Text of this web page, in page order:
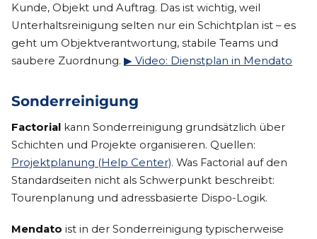
Kunde, Objekt und Auftrag. Das ist wichtig, weil
Unterhaltsreinigung selten nur ein Schichtplan ist – es
geht um Objektverantwortung, stabile Teams und
saubere Zuordnung. ▶ Video: Dienstplan in Mendato
Sonderreinigung
Factorial kann Sonderreinigung grundsätzlich über
Schichten und Projekte organisieren. Quellen:
Projektplanung (Help Center). Was Factorial auf den
Standardseiten nicht als Schwerpunkt beschreibt:
Tourenplanung und adressbasierte Dispo-Logik.
Mendato ist in der Sonderreinigung typischerweise